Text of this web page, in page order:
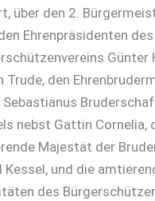
über den 2.
Ehrenpräsidenten des
Günter
Trude, den
Sebastianus
nebst Gattin Cornelia,
Majestät der
Kessel, und die
des